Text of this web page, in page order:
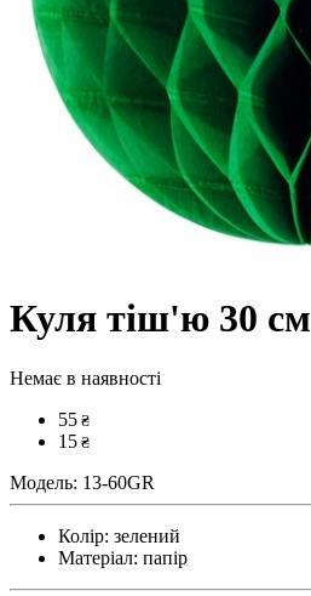
Куля тіш'ю 30 см
Немає в наявності
55 ₴
15 ₴
Модель: 13-60GR
Колір: зелений
Матеріал: папір